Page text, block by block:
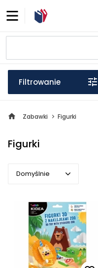
Filtrowanie
Zabawki Figurki
Figurki
Domyślnie
Popularne
Cena rosnąco
Cena malejąco